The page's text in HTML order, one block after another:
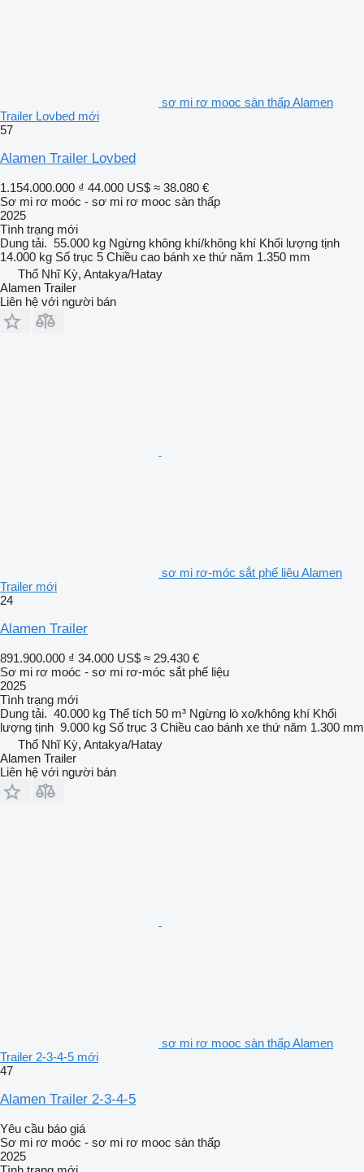
sơ mi rơ mooc sàn thấp Alamen
Trailer Lovbed mới
57
Alamen Trailer Lovbed
1.154.000.000 ₫ 44.000 US$ ≈ 38.080 €
Sơ mi rơ moóc - sơ mi rơ mooc sàn thấp
2025
Tình trạng mới
Dung tải. 55.000 kg Ngừng không khí/không khí Khối lượng tịnh
14.000 kg Số trục 5 Chiều cao bánh xe thứ năm 1.350 mm
Thổ Nhĩ Kỳ, Antakya/Hatay
Alamen Trailer
Liên hệ với người bán
sơ mi rơ-móc sắt phế liệu Alamen
Trailer mới
24
Alamen Trailer
891.900.000 ₫ 34.000 US$ ≈ 29.430 €
Sơ mi rơ moóc - sơ mi rơ-móc sắt phế liệu
2025
Tình trạng mới
Dung tải. 40.000 kg Thể tích 50 m³ Ngừng lò xo/không khí Khối
lượng tịnh 9.000 kg Số trục 3 Chiều cao bánh xe thứ năm 1.300 mm
Thổ Nhĩ Kỳ, Antakya/Hatay
Alamen Trailer
Liên hệ với người bán
sơ mi rơ mooc sàn thấp Alamen
Trailer 2-3-4-5 mới
47
Alamen Trailer 2-3-4-5
Yêu cầu báo giá
Sơ mi rơ moóc - sơ mi rơ mooc sàn thấp
2025